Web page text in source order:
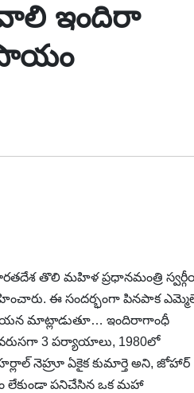
ఇందిరా
పాయం
తొలి మహిళ ప్రధానమంత్రి
ఈ సందర్భంగా పినపాక
మాట్లాడుతూ… ఇందిరాగాంధీ
3 పర్యాయాలు, 1980లో
నెహ్రూ ఏకైక కుమార్తె అని, జోహార్
లేకుండా పనిచేసిన ఒక మహా